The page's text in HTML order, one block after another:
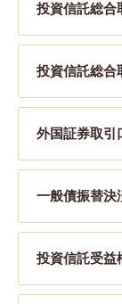
投資信託総合
投資信託総合
外国証券取引
一般債振替決
投資信託受益